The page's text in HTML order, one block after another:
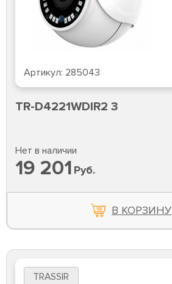
Артикул: 285043
TR-D4221WDIR2 3
Нет в наличии
19 201 Руб.
В КОРЗИНУ
TRASSIR